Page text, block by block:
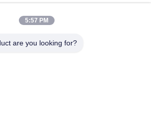
Κάμερες σώματος
αστυνομίας
Κάμερα κρανών
5:57 PM
are you looking for?